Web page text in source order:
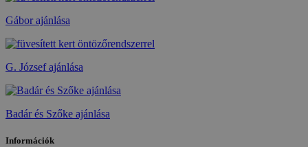
Gábor ajánlása
G. József ajánlása
Badár és Szőke ajánlása
Információk